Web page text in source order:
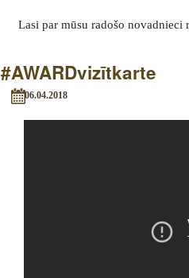
Lasi par mūsu radošo novadnieci
#AWARDvizītkarte
06.04.2018